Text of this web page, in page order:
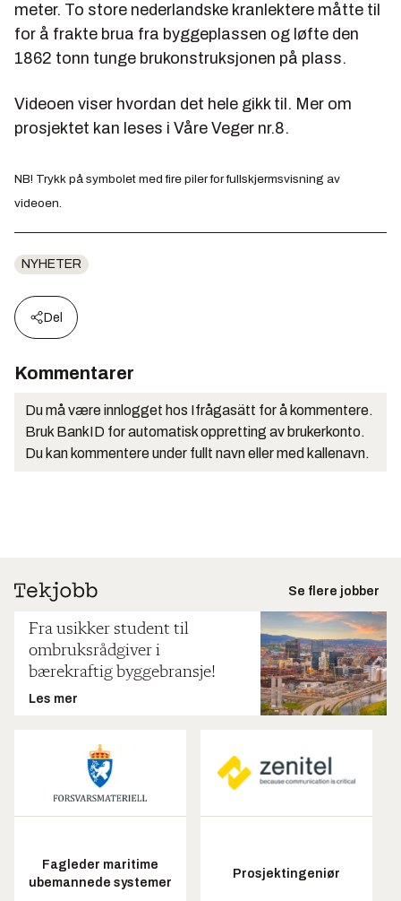
meter. To store nederlandske kranlektere måtte til
for å frakte brua fra byggeplassen og løfte den
1862 tonn tunge brukonstruksjonen på plass.
Videoen viser hvordan det hele gikk til. Mer om
prosjektet kan leses i Våre Veger nr.8.
NB! Trykk på symbolet med fire piler for fullskjermsvisning av
videoen.
NYHETER
Del
Kommentarer
Du må være innlogget hos Ifrågasätt for å kommentere.
Bruk BankID for automatisk oppretting av brukerkonto.
Du kan kommentere under fullt navn eller med kallenavn.
Se flere jobber
Fra usikker student til
ombruksrådgiver i
bærekraftig byggebransje!
Les mer
Fagleder maritime
ubemannede systemer
Prosjektingeniør